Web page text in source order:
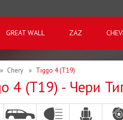
GREAT WALL ZAZ
» Chery » Tiggo 4 (T19)
4 (T19) - Чери